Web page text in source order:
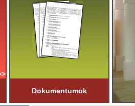
2025. szeptember 1. (hétfő)
Utolsó tanítási nap:
2026. június 19. (péntek)
Tanítási napok száma:
181 nap
Első félév
2026. január 23-igtart.
Dokumentumok